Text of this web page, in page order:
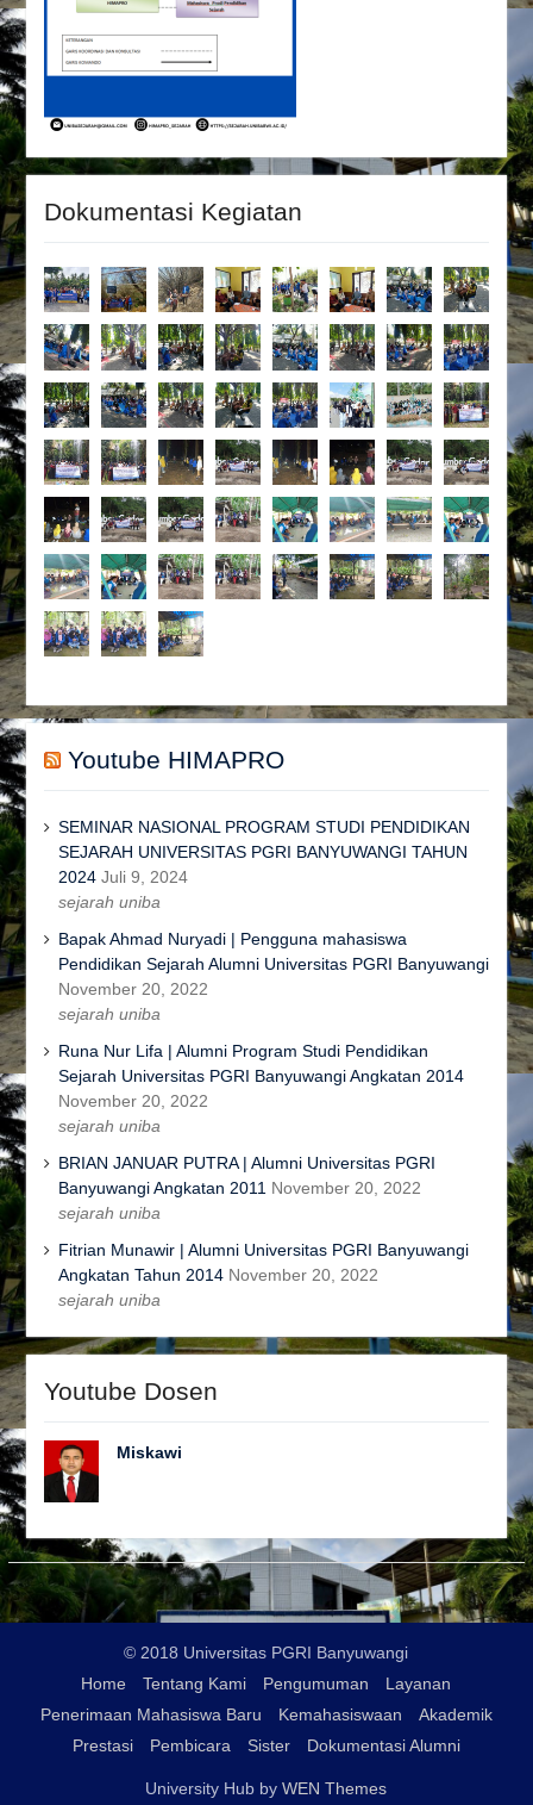
Dokumentasi Kegiatan
Youtube HIMAPRO
SEMINAR NASIONAL PROGRAM STUDI PENDIDIKAN
SEJARAH UNIVERSITAS PGRI BANYUWANGI TAHUN
2024 Juli 9, 2024
sejarah uniba
Bapak Ahmad Nuryadi | Pengguna mahasiswa
Pendidikan Sejarah Alumni Universitas PGRI Banyuwangi
November 20, 2022
sejarah uniba
Runa Nur Lifa | Alumni Program Studi Pendidikan
Sejarah Universitas PGRI Banyuwangi Angkatan 2014
November 20, 2022
sejarah uniba
BRIAN JANUAR PUTRA | Alumni Universitas PGRI
Banyuwangi Angkatan 2011 November 20, 2022
sejarah uniba
Fitrian Munawir | Alumni Universitas PGRI Banyuwangi
Angkatan Tahun 2014 November 20, 2022
sejarah uniba
Youtube Dosen
Miskawi
© 2018 Universitas PGRI Banyuwangi
Home
Tentang Kami Pengumuman
Layanan
Penerimaan Mahasiswa Baru
Kemahasiswaan
Akademik
Prestasi
Pembicara Sister Dokumentasi Alumni
University Hub byWEN Themes